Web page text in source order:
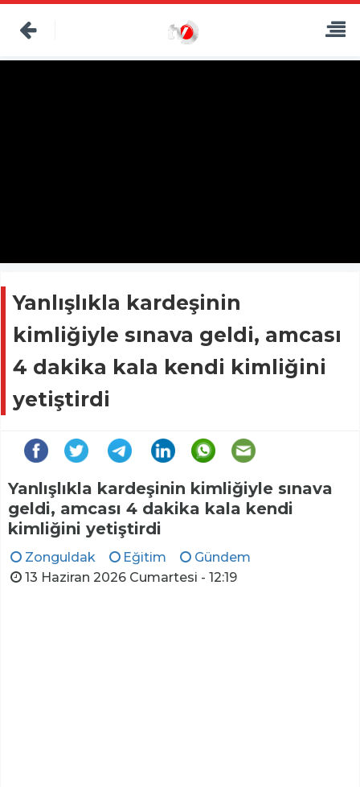
Yanlışlıkla kardeşinin
kimliğiyle sınava geldi, amcası
4 dakika kala kendi kimliğini
yetiştirdi
Yanlışlıkla kardeşinin kimliğiyle sınava
geldi, amcası 4 dakika kala kendi
kimliğini yetiştirdi
Zonguldak Eğitim
Gündem
13 Haziran 2026 Cumartesi - 12:19